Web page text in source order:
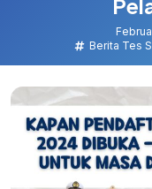
Berita Tes